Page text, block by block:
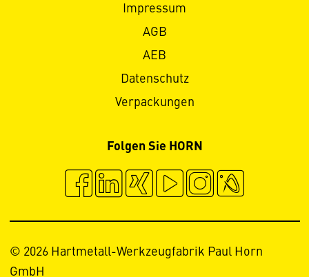
Impressum
AGB
AEB
Datenschutz
Verpackungen
Folgen Sie HORN
© 2026 Hartmetall-Werkzeugfabrik Paul Horn
GmbH